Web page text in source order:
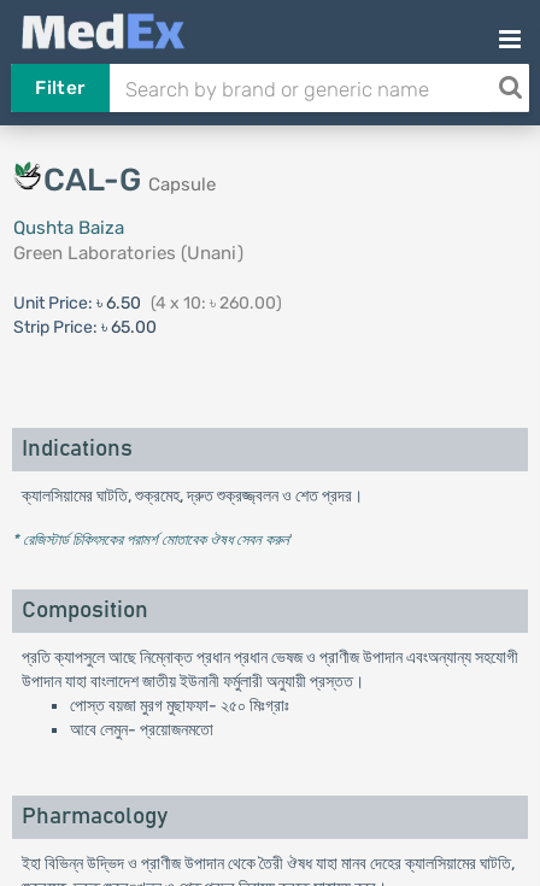
Filter
CAL-G Capsule
Qushta Baiza
Green Laboratories (Unani)
Unit Price: ৳ 6.50 (4 x 10: ৳ 260.00)
Strip Price: ৳ 65.00
Indications
ক্যালসিয়ামের ঘাটতি, শুক্রমেহ, দ্রুত শুক্রজ্জ্বলন ও শেত প্রদর।
* রেজিস্টার্ড চিকিৎসকের পরামর্শ মোতাবেক ঔষধ সেবন করুন'
Composition
প্রতি ক্যাপসুলে আছে নিম্নোক্ত প্রধান প্রধান ভেষজ ও প্রাণীজ উপাদান এবংঅন্যান্য সহযোগী
উপাদান যাহা বাংলাদেশ জাতীয় ইউনানী ফর্মুলারী অনুযায়ী প্রস্তত।
পোস্ত বয়জা মুরগ মুছাফফা- ২৫০ মিঃগ্রাঃ
আবে লেমুন- প্রয়োজনমতো
Pharmacology
ইহা বিভিন্ন উদ্ভিদ ও প্রাণীজ উপাদান থেকে তৈরী ঔষধ যাহা মানব দেহের ক্যালসিয়ামের ঘাটতি,